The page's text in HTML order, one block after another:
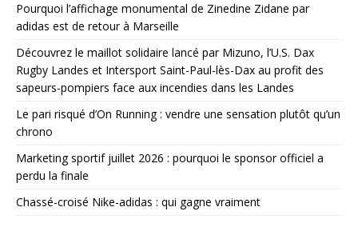
Pourquoi l’affichage monumental de Zinedine Zidane par
adidas est de retour à Marseille
Découvrez le maillot solidaire lancé par Mizuno, l’U.S. Dax
Rugby Landes et Intersport Saint-Paul-lès-Dax au profit des
sapeurs-pompiers face aux incendies dans les Landes
Le pari risqué d’On Running : vendre une sensation plutôt qu’un
chrono
Marketing sportif juillet 2026 : pourquoi le sponsor officiel a
perdu la finale
Chassé-croisé Nike-adidas : qui gagne vraiment